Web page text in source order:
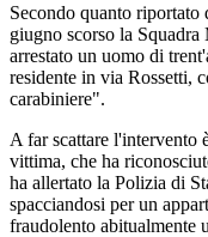
Secondo quanto
giugno scorso la
arrestato un uomo di
residente in via Rossetti,
carabiniere".
A far scattare l'intervento
vittima, che ha
ha allertato la Polizia di
spacciandosi per un
fraudolento abitualmente